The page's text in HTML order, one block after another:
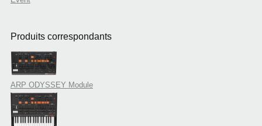
Produits correspondants
ARP ODYSSEY Module